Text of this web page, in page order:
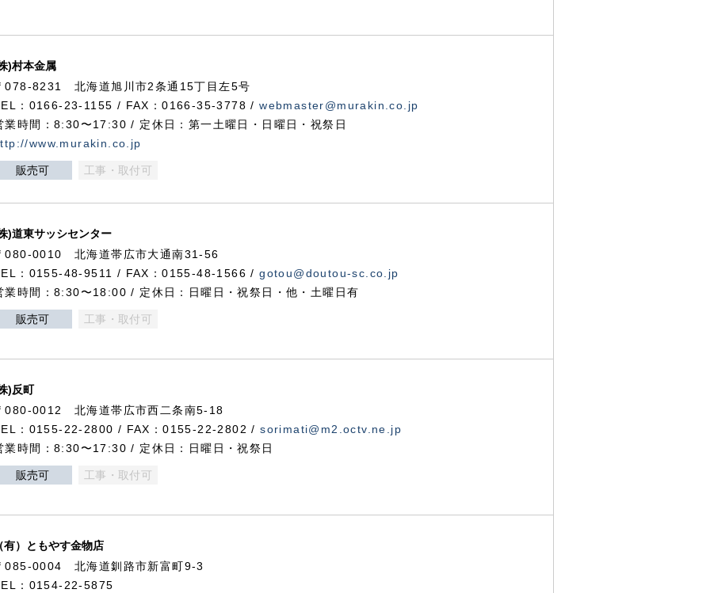
)村本金属
078-8231 北海道旭川市2条通15丁目左5号
：0166-23-1155 / FAX：0166-35-3778 /webmaster@murakin.co.jp
業時間：8:30〜17:30 / 定休日：第一土曜日・日曜日・祝祭日
www.murakin.co.jp
販売可 工事・取付可
)道東サッシセンター
080-0010 北海道帯広市大通南31-56
：0155-48-9511 / FAX：0155-48-1566 /gotou@doutou-sc.co.jp
業時間：8:30〜18:00 / 定休日：日曜日・祝祭日・他・土曜日有
販売可 工事・取付可
)反町
080-0012 北海道帯広市西二条南5-18
：0155-22-2800 / FAX：0155-22-2802 /sorimati@m2.octv.ne.jp
業時間：8:30〜17:30 / 定休日：日曜日・祝祭日
販売可 工事・取付可
有）ともやす金物店
085-0004 北海道釧路市新富町9-3
：0154-22-5875